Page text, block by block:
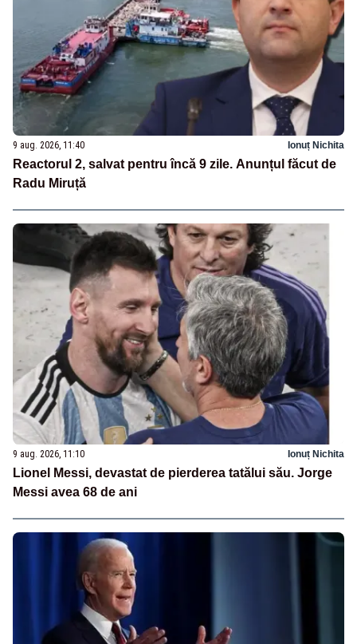
9 aug. 2026, 11:40 Ionuț Nichita
Reactorul 2, salvat pentru încă 9 zile. Anunțul făcut de
Radu Miruță
9 aug. 2026, 11:10 Ionuț Nichita
Lionel Messi, devastat de pierderea tatălui său. Jorge
Messi avea 68 de ani